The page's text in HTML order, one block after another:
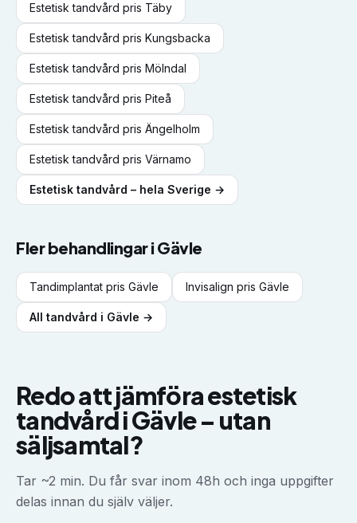
Estetisk tandvård pris Täby
Estetisk tandvård pris Kungsbacka
Estetisk tandvård pris Mölndal
Estetisk tandvård pris Piteå
Estetisk tandvård pris Ängelholm
Estetisk tandvård pris Värnamo
Estetisk tandvård – hela Sverige →
Fler behandlingar i Gävle
Tandimplantat pris Gävle Invisalign pris Gävle
All tandvård i Gävle →
Redo att jämföraestetisk
tandvårdiGävle– utan
säljsamtal?
Tar ~2 min. Du får svar inom 48h och inga uppgifter
delas innan du själv väljer.